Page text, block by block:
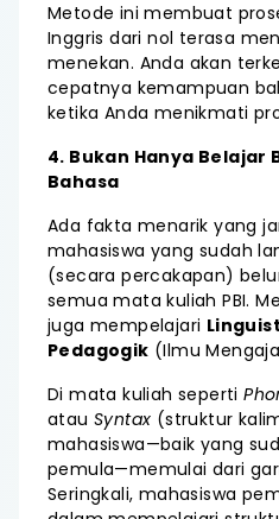
Metode ini membuat
Inggris dari nol terasa
menekan. Anda akan
cepatnya kemampuan
ketika Anda menikmati
4. Bukan Hanya Belajar
Bahasa
Ada fakta menarik yang
mahasiswa yang sudah
(secara percakapan)
semua mata kuliah PBI.
juga mempelajari
Pedagogik (Ilmu
Di mata kuliah seperti
atau Syntax (struktur
mahasiswa—baik yang
pemula—memulai dari
Seringkali, mahasiswa